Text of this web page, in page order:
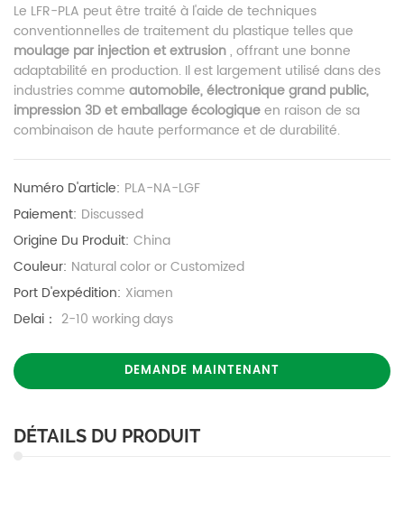
Le LFR-PLA peut être traité à l'aide de techniques
conventionnelles de traitement du plastique telles que
moulage par injection et extrusion, offrant une bonne
adaptabilité en production. Il est largement utilisé dans des
industries comme automobile, électronique grand public,
impression 3D et emballage écologiqueen raison de sa
combinaison de haute performance et de durabilité.
Numéro D'article: PLA-NA-LGF
Paiement: Discussed
Origine Du Produit: China
Couleur: Natural color or Customized
Port D'expédition: Xiamen
Delai： 2-10 working days
DEMANDE MAINTENANT
DÉTAILS DU PRODUIT